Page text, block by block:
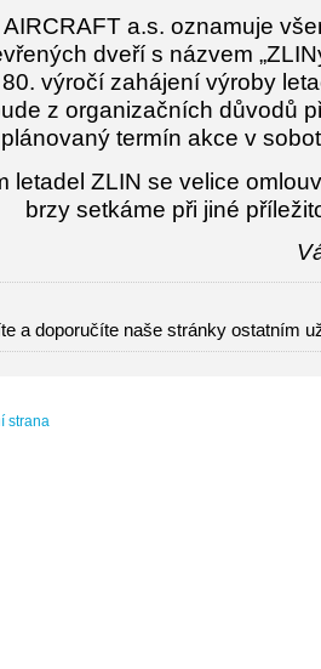
a.s. oznamuje
dveří s názvem
výročí zahájení výroby
z organizačních důvodů
termín akce v
letadel ZLIN se velice
brzy setkáme při jiné
a doporučíte naše stránky ostatním
strana